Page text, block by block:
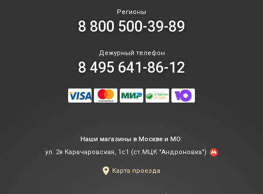
Регионы
8 800 500-39-89
Дежурный телефон
8 495 641-86-12
Наши магазины в Москве и МО:
ул. 2я Карачаровская, 1с1 (ст.МЦК "Андроновка")
Карта проезда